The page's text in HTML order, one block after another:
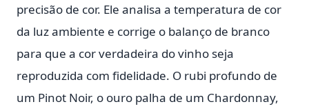
precisão de cor. Ele analisa a temperatura de cor
da luz ambiente e corrige o balanço de branco
para que a cor verdadeira do vinho seja
reproduzida com fidelidade. O rubi profundo de
um Pinot Noir, o ouro palha de um Chardonnay,